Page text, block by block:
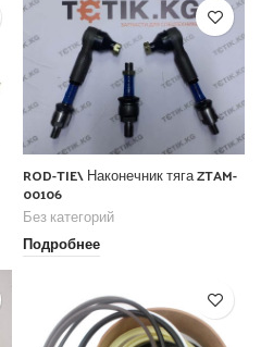
ROD-TIE\ Наконечник тяга ZTAM-
00106
Без категорий
Подробнее